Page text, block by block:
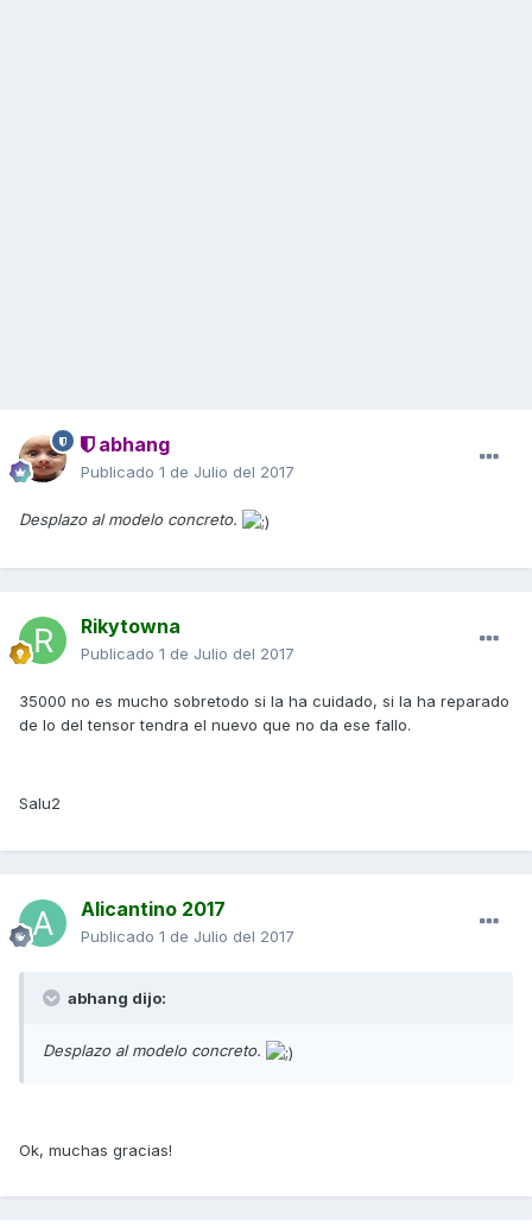
abhang
Publicado 1 de Julio del 2017
Desplazo al modelo concreto.
Rikytowna
Publicado 1 de Julio del 2017
35000 no es mucho sobretodo si la ha cuidado, si la ha reparado
de lo del tensor tendra el nuevo que no da ese fallo.
Salu2
Alicantino 2017
Publicado 1 de Julio del 2017
abhang dijo:
Desplazo al modelo concreto.
Ok, muchas gracias!